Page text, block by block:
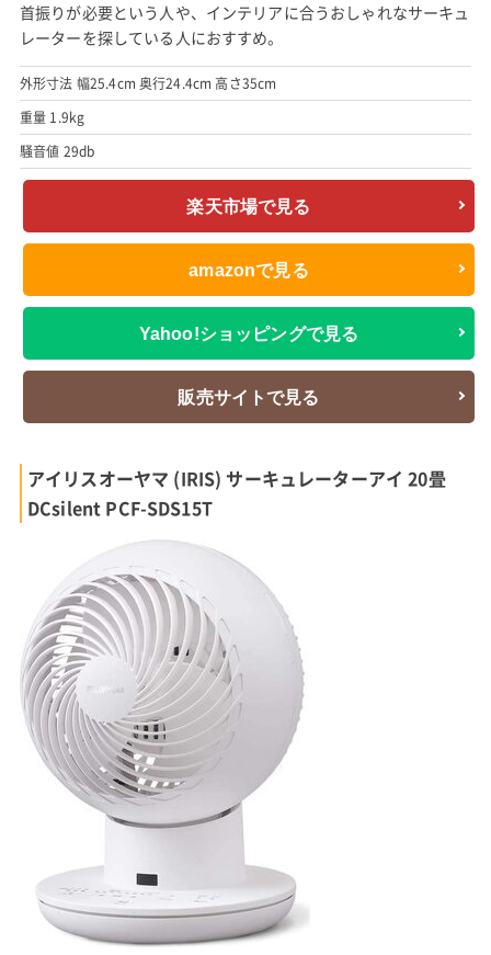
首振りが必要という人や、インテリアに合うおしゃれなサーキュ
レーターを探している人におすすめ。
外形寸法 幅25.4cm 奥行24.4cm 高さ35cm
重量 1.9kg
騒音値 29db
楽天市場で見る
amazonで見る
Yahoo!ショッピングで見る
販売サイトで見る
アイリスオーヤマ (IRIS) サーキュレーターアイ 20畳
DCsilent PCF-SDS15T